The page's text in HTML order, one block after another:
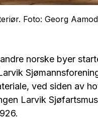
Foto: Georg
norske byer
ved siden av
Larvik